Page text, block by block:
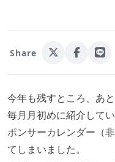
Share
今年も残すところ、あと
毎月月初めに紹介して
ポンサーカレンダー（
てしまいました。